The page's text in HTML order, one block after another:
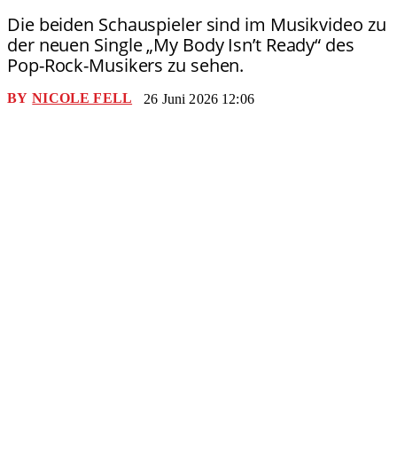
Die beiden Schauspieler sind im Musikvideo zu
der neuen Single „My Body Isn’t Ready“ des
Pop-Rock-Musikers zu sehen.
BY NICOLE FELL 26 Juni 2026 12:06